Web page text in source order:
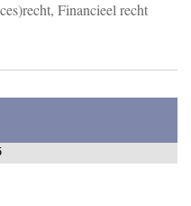
Financieel recht